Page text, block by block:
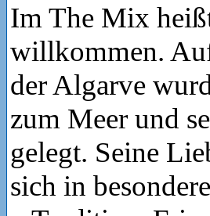
Im The Mix
willkommen.
der Algarve
zum Meer und
gelegt. Seine
sich in